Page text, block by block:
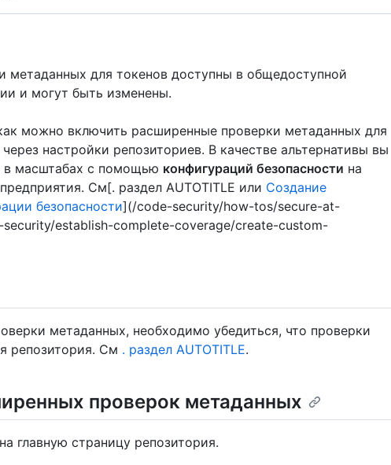
метаданных для токенов доступны в общедоступной
и могут быть изменены.
можно включить расширенные проверки метаданных для
настройки репозиториев. В качестве альтернативы вы
в масштабах с помощью конфигураций безопасности на
См[. раздел AUTOTITLE или Создание
безопасности](/code-security/how-tos/secure-at-
establish-complete-coverage/create-custom-
метаданных, необходимо убедиться, что проверки
репозитория. См . раздел AUTOTITLE.
проверок метаданных
главную страницу репозитория.